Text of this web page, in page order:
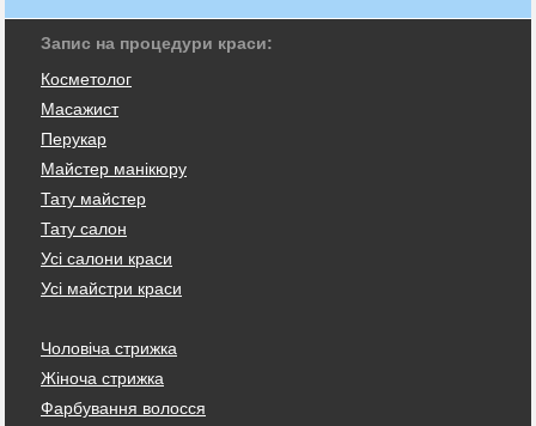
Запис на процедури краси:
Косметолог
Масажист
Перукар
Майстер манікюру
Тату майстер
Тату салон
Усі салони краси
Усі майстри краси
Чоловіча стрижка
Жіноча стрижка
Фарбування волосся